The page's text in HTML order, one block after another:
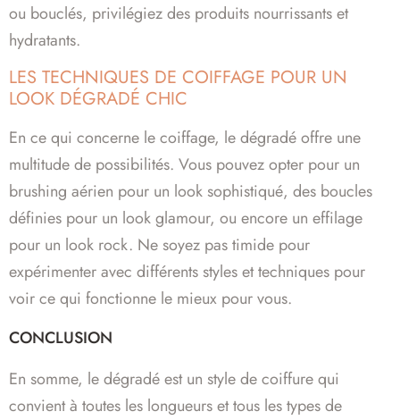
ou bouclés, privilégiez des produits nourrissants et
hydratants.
LES TECHNIQUES DE COIFFAGE POUR UN
LOOK DÉGRADÉ CHIC
En ce qui concerne le coiffage, le dégradé offre une
multitude de possibilités. Vous pouvez opter pour un
brushing aérien pour un look sophistiqué, des boucles
définies pour un look glamour, ou encore un effilage
pour un look rock. Ne soyez pas timide pour
expérimenter avec différents styles et techniques pour
voir ce qui fonctionne le mieux pour vous.
CONCLUSION
En somme, le dégradé est un style de coiffure qui
convient à toutes les longueurs et tous les types de